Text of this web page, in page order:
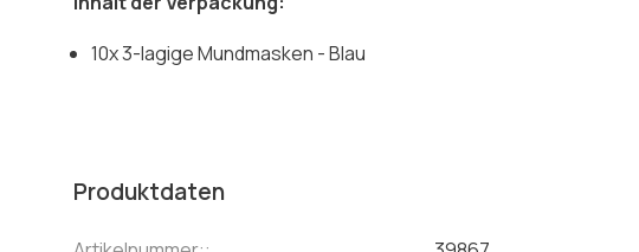
10x 3-lagige Mundmasken - Blau
Produktdaten